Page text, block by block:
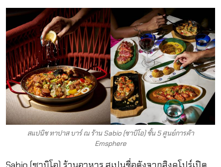
สแปนิช ทาปาส บาร์ ณ ร้าน Sabio (ซาบิโอ) ชั้น 5 ศูนย์การค้า
Emsphere